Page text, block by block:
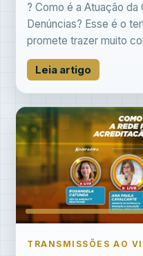
? Como é a Atuação da
Denúncias? Esse é o
promete trazer muito
Leia artigo
TRANSMISSÕES AO